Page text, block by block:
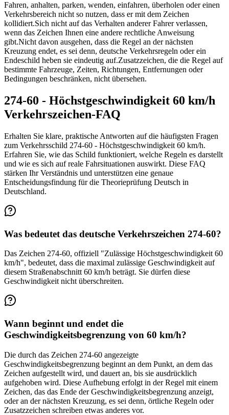
Fahren, anhalten, parken, wenden, einfahren, überholen oder einen
Verkehrsbereich nicht so nutzen, dass er mit dem Zeichen
kollidiert.Sich nicht auf das Verhalten anderer Fahrer verlassen,
wenn das Zeichen Ihnen eine andere rechtliche Anweisung
gibt.Nicht davon ausgehen, dass die Regel an der nächsten
Kreuzung endet, es sei denn, deutsche Verkehrsregeln oder ein
Endeschild heben sie eindeutig auf.Zusatzzeichen, die die Regel auf
bestimmte Fahrzeuge, Zeiten, Richtungen, Entfernungen oder
Bedingungen beschränken, nicht übersehen.
274-60 - Höchstgeschwindigkeit 60 km/h
Verkehrszeichen-FAQ
Erhalten Sie klare, praktische Antworten auf die häufigsten Fragen
zum Verkehrsschild 274-60 - Höchstgeschwindigkeit 60 km/h.
Erfahren Sie, wie das Schild funktioniert, welche Regeln es darstellt
und wie es sich auf reale Fahrsituationen auswirkt. Diese FAQ
stärken Ihr Verständnis und unterstützen eine genaue
Entscheidungsfindung für die Theorieprüfung Deutsch in
Deutschland.
Was bedeutet das deutsche Verkehrszeichen 274-60?
Das Zeichen 274-60, offiziell "Zulässige Höchstgeschwindigkeit 60
km/h", bedeutet, dass die maximal zulässige Geschwindigkeit auf
diesem Straßenabschnitt 60 km/h beträgt. Sie dürfen diese
Geschwindigkeit nicht überschreiten.
Wann beginnt und endet die
Geschwindigkeitsbegrenzung von 60 km/h?
Die durch das Zeichen 274-60 angezeigte
Geschwindigkeitsbegrenzung beginnt an dem Punkt, an dem das
Zeichen aufgestellt wird, und dauert an, bis sie ausdrücklich
aufgehoben wird. Diese Aufhebung erfolgt in der Regel mit einem
Zeichen, das das Ende der Geschwindigkeitsbegrenzung anzeigt,
oder an der nächsten Kreuzung, es sei denn, örtliche Regeln oder
Zusatzzeichen schreiben etwas anderes vor.